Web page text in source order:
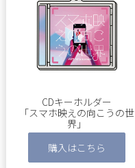
CDキーホルダー
「スマホ映えの向こうの世
界」
購入はこちら